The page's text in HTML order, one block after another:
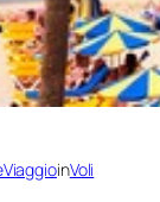
inVoli